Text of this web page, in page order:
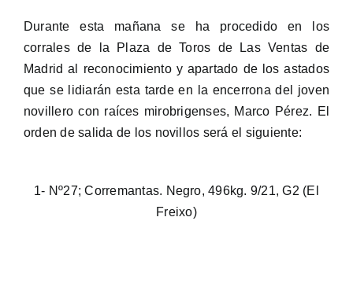
Durante esta mañana se ha procedido en los
corrales de la Plaza de Toros de Las Ventas de
Madrid al reconocimiento y apartado de los astados
que se lidiarán esta tarde en la encerrona del joven
novillero con raíces mirobrigenses, Marco Pérez. El
orden de salida de los novillos será el siguiente:
1- Nº27; Corremantas. Negro, 496kg. 9/21, G2 (El
Freixo)